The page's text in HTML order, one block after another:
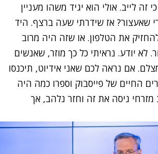
זה לייב. אולי הוא יגיד משהו מעניין
שאעצור? אז שידרתי שעה ברצף. היד
את הטלפון. או שזה היה מרוב
לא יודע. נראיתי כל כך מוזר, שאנשים
אם נראה לכם שאני אידיוט, תיכנסו
החיים של פייסבוק וספרו כמה היה
מזרחי ניסה את זה וחזר נלהב, אך